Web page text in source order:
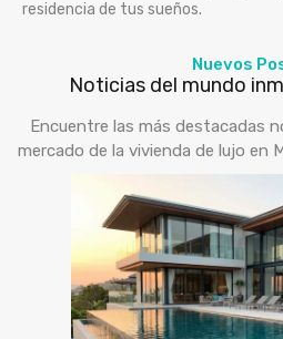
residencia de tus sueños.
Nuevos
Noticias del mundo
Encuentre las más destacadas
mercado de la vivienda de lujo en